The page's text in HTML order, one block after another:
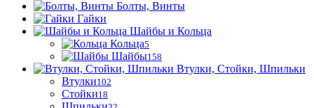
Болты, Винты
Гайки
Шайбы и Кольца
Кольца5
Шайбы158
Втулки, Стойки, Шпильки
Втулки102
Стойки18